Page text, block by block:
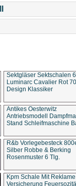
Sektgläser Sektschalen
Luminarc Cavalier Rot
Design Klassiker
Antikes Oesterwitz
Antriebsmodell
Stand Schleifmaschine
R&b Vorlegebesteck
Silber Robbe & Berking
Rosenmuster 6 Tlg.
Kpm Schale Mit Reklame
Versicherung